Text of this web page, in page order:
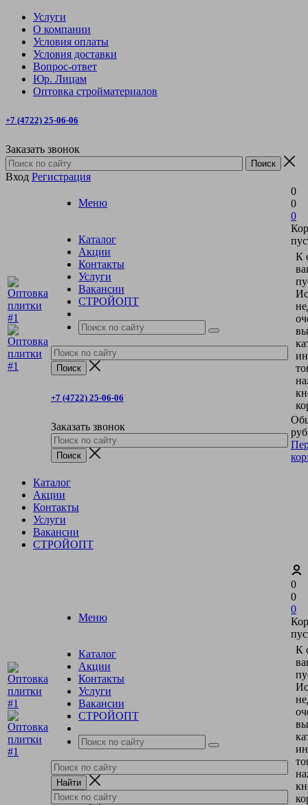
Услуги
О компании
Условия оплаты
Условия доставки
Вопрос-ответ
Юр. Лицам
Оптовка стройматериалов
+7 (4722) 25-06-06
Заказать звонок
Вход Регистрация
Меню
Каталог
Акции
Контакты
Услуги
Вакансии
СТРОЙОПТ
+7 (4722) 25-06-06
Заказать звонок
0
0
0
К
Каталог
Акции
Контакты
Услуги
Вакансии
СТРОЙОПТ
Меню
Каталог
Акции
Контакты
Услуги
Вакансии
СТРОЙОПТ
0
0
0
К